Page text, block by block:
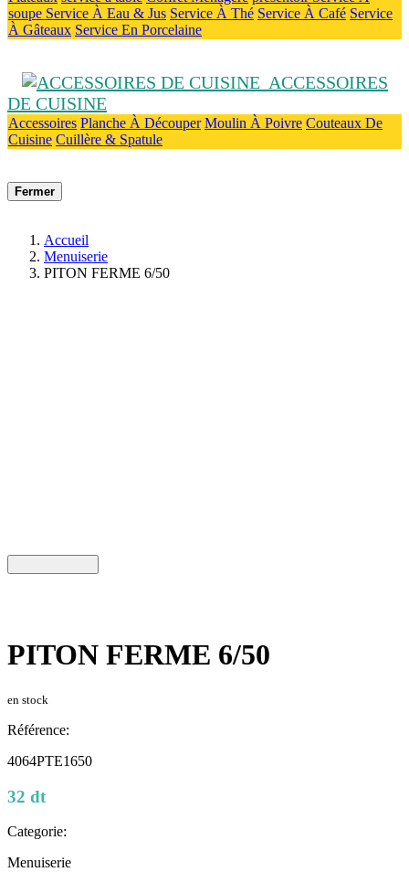
soupe Service À Eau & Jus Service À Thé Service À Café Service
À Gâteaux Service En Porcelaine
ACCESSOIRES
DE CUISINE
Accessoires Planche À Découper Moulin À Poivre Couteaux De
Cuisine Cuillère & Spatule
Fermer
Accueil
Menuiserie
PITON FERME 6/50
PITON FERME 6/50
en stock
Référence:
4064PTE1650
32 dt
Categorie:
Menuiserie